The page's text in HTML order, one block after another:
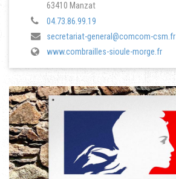
63410 Manzat
04.73.86.99.19
secretariat-general@comcom-csm.fr
www.combrailles-sioule-morge.fr